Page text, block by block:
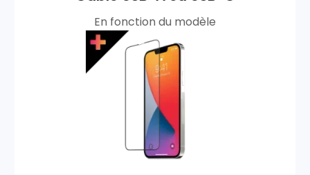
En fonction du modèle